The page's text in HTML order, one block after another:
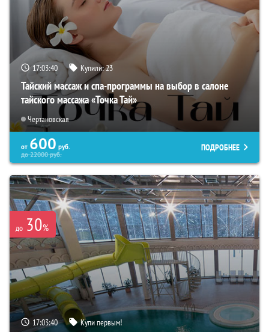
17:03:39 Купили:23
Тайский массаж и спа-программы на выбор в салоне
тайского массажа «Точка Тай»
Чертановская
от 600 руб.
до22000руб.
ПОДРОБНЕЕ
до 30%
17:03:39 Купи первым!